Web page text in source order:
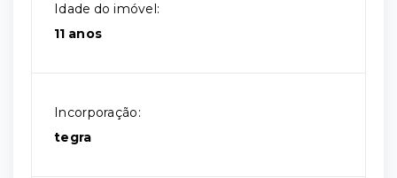
Idade do imóvel:
11 anos
Incorporação:
tegra